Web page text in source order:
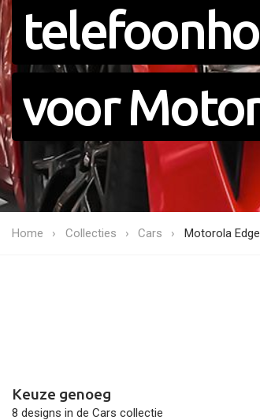
voor
Home Collecties Cars Motorola
Keuze genoeg
8 designs in de Cars collectie